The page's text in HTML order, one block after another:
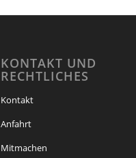
KONTAKT UND
RECHTLICHES
Kontakt
Anfahrt
Mitmachen